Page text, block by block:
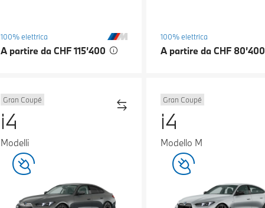
100% elettrica
A partire da CHF 115’400
100% elettrica
A partire da CHF 80’400
Gran Coupé
i4
Modelli
Gran Coupé
i4
Modello M